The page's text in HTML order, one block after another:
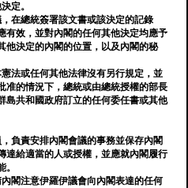
定。
，在總統簽署該文書或該決定的記錄
有效，並對內閣的任何其他決定均應予
他決定的內閣的位置，以及內閣的秘
憲法或任何其他法律沒有另行規定，並
准的情況下，總統或由總統授權的部長
島共和國政府訂立的任何委任書或其他
，負責安排內閣會議的事務並保存內閣
達給適當的人或授權，並應就內閣履行
內閣注意伊羅伊議會向內閣表達的任何